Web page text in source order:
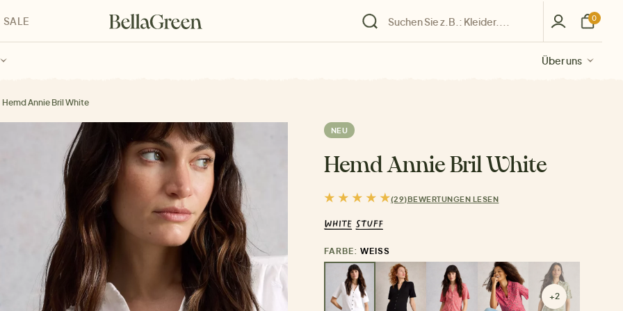
Über uns
Über uns
Über uns
für Kinder Über uns
SALE
Über uns
0
Hemd Annie Bril White
NEU
Hemd Annie Bril White
(29)BEWERTUNGEN LESEN
FARBE: WEISS
+2